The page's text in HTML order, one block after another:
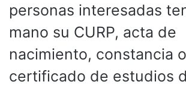
personas interesadas
mano su CURP, acta de
nacimiento, constancia o
certificado de estudios